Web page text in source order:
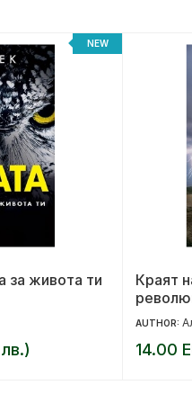
NEW
за живота ти
Краят
AUTHOR:
14.00